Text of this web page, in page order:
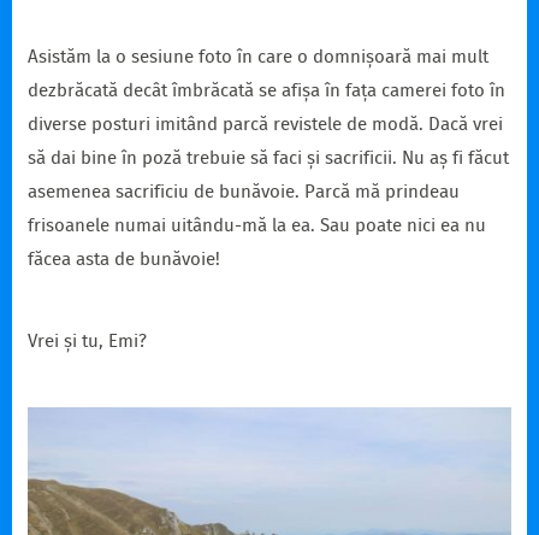
Asistăm la o sesiune foto în care o domnișoară mai mult
dezbrăcată decât îmbrăcată se afișa în fața camerei foto în
diverse posturi imitând parcă revistele de modă. Dacă vrei
să dai bine în poză trebuie să faci și sacrificii. Nu aș fi făcut
asemenea sacrificiu de bunăvoie. Parcă mă prindeau
frisoanele numai uitându-mă la ea. Sau poate nici ea nu
făcea asta de bunăvoie!
Vrei și tu, Emi?